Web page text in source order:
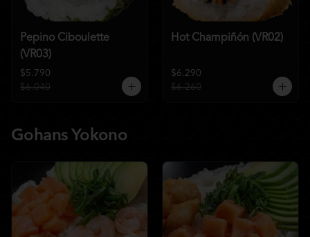
Pepino Ciboulette
(VR03)
$5.790
$6.040
Hot Champiñón (VR02)
$6.290
$6.260
Gohans Yokono